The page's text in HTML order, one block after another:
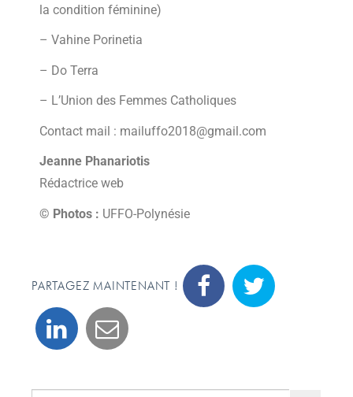
la condition féminine)
– Vahine Porinetia
– Do Terra
– L’Union des Femmes Catholiques
Contact mail : mailuffo2018@gmail.com
Jeanne Phanariotis
Rédactrice web
© Photos : UFFO-Polynésie
PARTAGEZ MAINTENANT !